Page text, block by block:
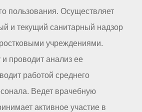
пользования. Осуществляет
и текущий санитарный надзор
учреждениями.
проводит анализ ее
работой среднего
Ведет врачебную
активное участие в